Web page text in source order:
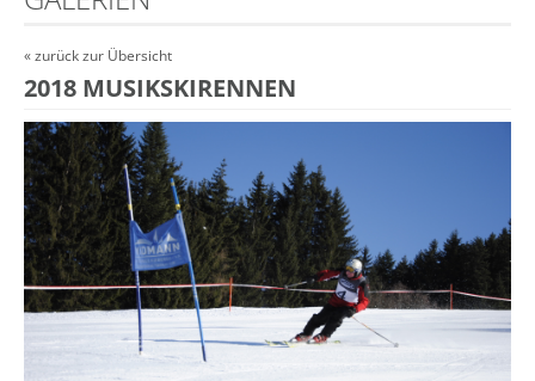
« zurück zur Übersicht
2018 MUSIKSKIRENNEN